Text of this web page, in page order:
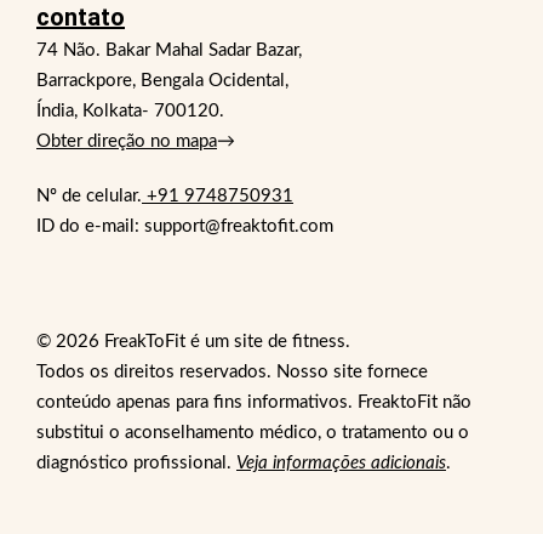
contato
74 Não. Bakar Mahal Sadar Bazar,
Barrackpore, Bengala Ocidental,
Índia, Kolkata- 700120.
Obter direção no mapa→
Nº de celular. +91 9748750931
ID do e-mail: support@freaktofit.com
© 2026 FreakToFit é um site de fitness.
Todos os direitos reservados. Nosso site fornece
conteúdo apenas para fins informativos. FreaktoFit não
substitui o aconselhamento médico, o tratamento ou o
diagnóstico profissional. Veja informações adicionais.